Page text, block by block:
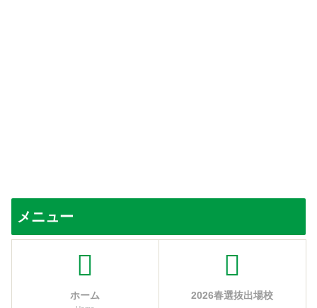
メニュー
ホーム 2026春選抜出場校